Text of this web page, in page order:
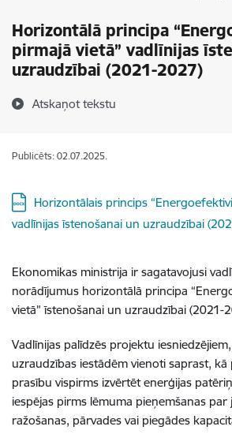
Horizontālā principa
pirmajā vietā” vadlīnijas
uzraudzībai (2021-2027)
Atskaņot tekstu
Publicēts: 02.07.2025.
Lejupielādēt:
Horizontālais princips
vadlīnijas īstenošanai un uzraudzībai
Ekonomikas ministrija ir sagatavojusi
norādījumus horizontālā principa
vietā” īstenošanai un uzraudzībai (2021-
Vadlīnijas palīdzēs projektu
uzraudzības iestādēm vienoti saprast,
prasību vispirms izvērtēt enerģijas
iespējas pirms lēmuma pieņemšanas
ražošanas, pārvades vai piegādes